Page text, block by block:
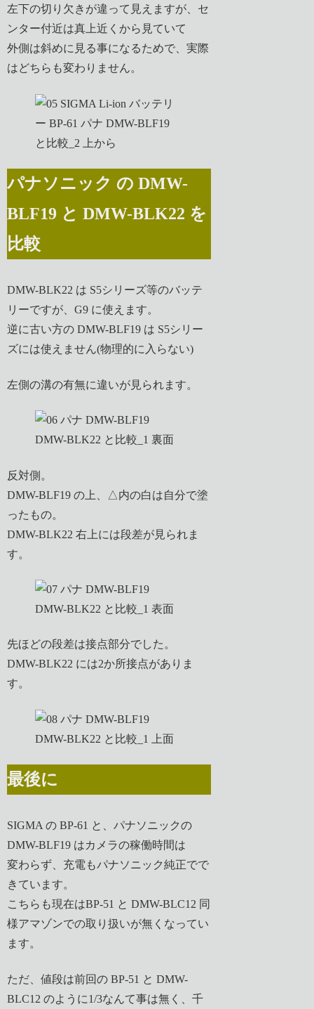
左下の切り欠きが違って見えますが、セ
ンター付近は真上近くから見ていて
外側は斜めに見る事になるためで、実際
はどちらも変わりません。
パナソニック の DMW-
BLF19 と DMW-BLK22 を
比較
DMW-BLK22 は S5シリーズ等のバッテ
リーですが、G9 に使えます。
逆に古い方の DMW-BLF19 は S5シリー
ズには使えません(物理的に入らない)
左側の溝の有無に違いが見られます。
反対側。
DMW-BLF19 の上、△内の白は自分で塗
ったもの。
DMW-BLK22 右上には段差が見られま
す。
先ほどの段差は接点部分でした。
DMW-BLK22 には2か所接点がありま
す。
最後に
SIGMA の BP-61 と、パナソニックの
DMW-BLF19 はカメラの稼働時間は
変わらず、充電もパナソニック純正でで
きています。
こちらも現在はBP-51 と DMW-BLC12 同
様アマゾンでの取り扱いが無くなってい
ます。
ただ、値段は前回の BP-51 と DMW-
BLC12 のように1/3なんて事は無く、千